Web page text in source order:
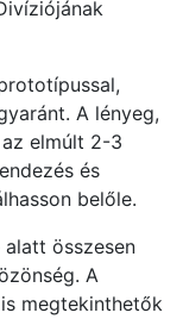
A lényeg,
elmúlt 2-3
és
belőle.
összesen
A
megtekinthetők